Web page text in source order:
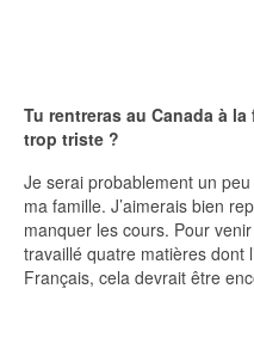
Tu rentreras au Canada à
trop triste ?
Je serai probablement un
ma famille. J’aimerais bien
manquer les cours. Pour venir
travaillé quatre matières dont
Français, cela devrait être